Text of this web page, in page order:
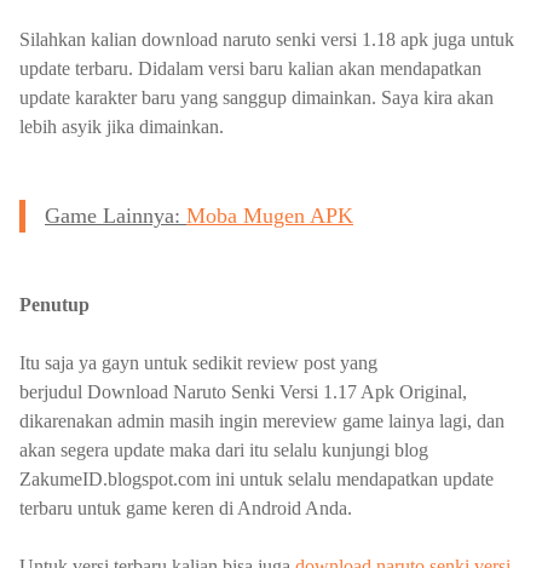
Silahkan kalian download naruto senki versi 1.18 apk juga untuk
update terbaru. Didalam versi baru kalian akan mendapatkan
update karakter baru yang sanggup dimainkan. Saya kira akan
lebih asyik jika dimainkan.
Game Lainnya: Moba Mugen APK
Penutup
Itu saja ya gayn untuk sedikit review post yang
berjudul Download Naruto Senki Versi 1.17 Apk Original,
dikarenakan admin masih ingin mereview game lainya lagi, dan
akan segera update maka dari itu selalu kunjungi blog
ZakumeID.blogspot.com ini untuk selalu mendapatkan update
terbaru untuk game keren di Android Anda.